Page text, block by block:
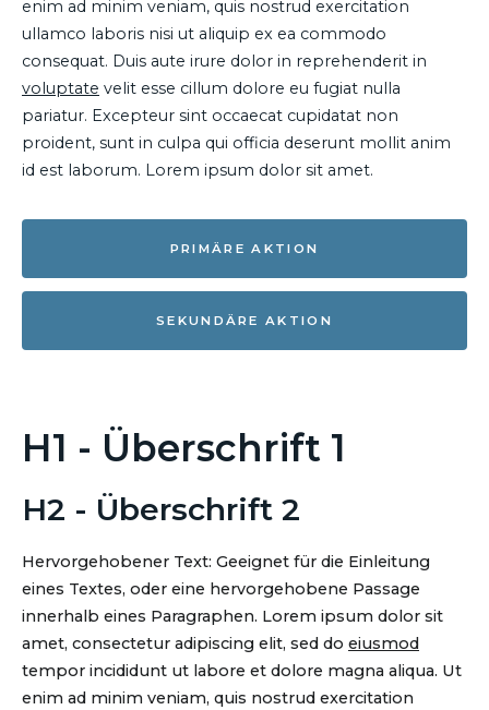
enim ad minim veniam, quis nostrud exercitation
ullamco laboris nisi ut aliquip ex ea commodo
consequat. Duis aute irure dolor in reprehenderit in
voluptate velit esse cillum dolore eu fugiat nulla
pariatur. Excepteur sint occaecat cupidatat non
proident, sunt in culpa qui officia deserunt mollit anim
id est laborum. Lorem ipsum dolor sit amet.
PRIMÄRE AKTION
SEKUNDÄRE AKTION
H1 - Überschrift 1
H2 - Überschrift 2
Hervorgehobener Text: Geeignet für die Einleitung
eines Textes, oder eine hervorgehobene Passage
innerhalb eines Paragraphen. Lorem ipsum dolor sit
amet, consectetur adipiscing elit, sed do eiusmod
tempor incididunt ut labore et dolore magna aliqua. Ut
enim ad minim veniam, quis nostrud exercitation